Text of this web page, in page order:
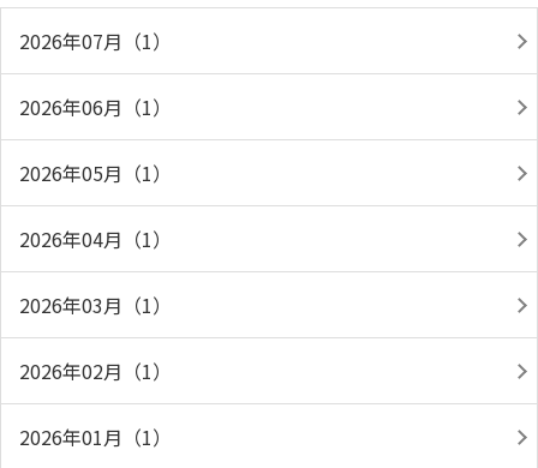
2026年07月（1）
2026年06月（1）
2026年05月（1）
2026年04月（1）
2026年03月（1）
2026年02月（1）
2026年01月（1）